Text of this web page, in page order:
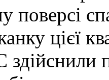
поверсі
цієї